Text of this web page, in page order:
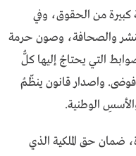
من الحقوق، وفي
والصحافة، وصون حرمة
التي يحتاجُ إليها كلُّ
واصدار قانون ينظّمُ
الوطنية.
ضمان حق الملكية الذي